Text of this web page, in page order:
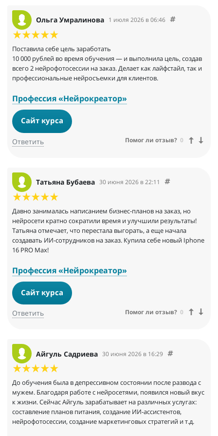
Ольга Умралинова 1 июля 2026 в 06:46
Поставила себе цель заработать
10 000 рублей во время обучения — и выполнила цель, создав
всего 2 нейрофотосессии на заказ. Делает как лайфстайл, так и
профессиональные нейросъемки для клиентов.
Профессия «Нейрокреатор»
Сайт курса
Ответить Помог ли отзыв? 0
Татьяна Бубаева 30 июня 2026 в 22:11
Давно занималась написанием бизнес-планов на заказ, но
нейросети кратно сократили время и улучшили результаты!
Татьяна отмечает, что перестала выгорать, а еще начала
создавать ИИ-сотрудников на заказ. Купила себе новый Iphone
16 PRO Max!
Профессия «Нейрокреатор»
Сайт курса
Ответить Помог ли отзыв? 0
Айгуль Садриева 30 июня 2026 в 16:29
До обучения была в депрессивном состоянии после развода с
мужем. Благодаря работе с нейросетями, появился новый вкус
к жизни. Сейчас Айгуль зарабатывает на различных услугах:
составление планов питания, создание ИИ-ассистентов,
нейрофотосессии, создание маркетинговых стратегий и т.д.